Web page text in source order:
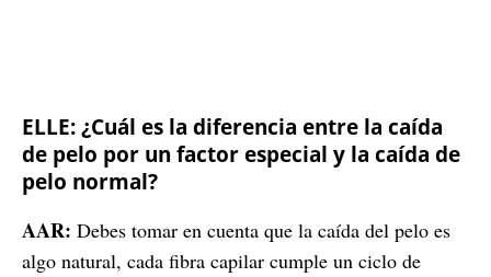
ELLE: ¿Cuál es la diferencia entre la caída
de pelo por un factor especial y la caída de
pelo normal?
AAR: Debes tomar en cuenta que la caída del pelo es
algo natural, cada fibra capilar cumple un ciclo de